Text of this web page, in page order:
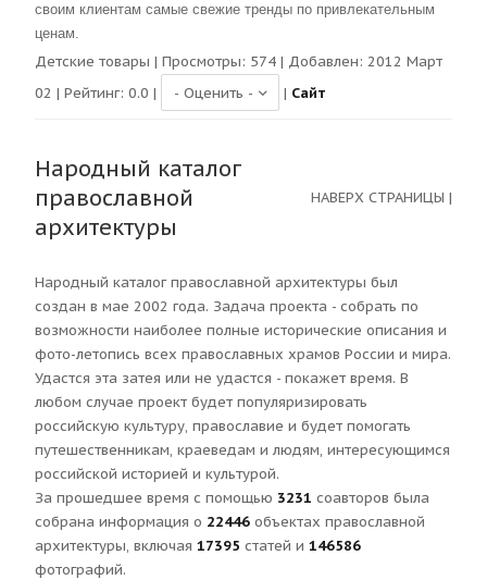
своим клиентам самые свежие тренды по привлекательным
ценам.
Детские товары | Просмотры: 574 | Добавлен: 2012 Март
02 | Рейтинг: 0.0 | | Сайт
Народный каталог
православной
архитектуры
НАВЕРХ СТРАНИЦЫ |
Народный каталог православной архитектуры был
создан в мае 2002 года. Задача проекта - собрать по
возможности наиболее полные исторические описания и
фото-летопись всех православных храмов России и мира.
Удастся эта затея или не удастся - покажет время. В
любом случае проект будет популяризировать
российскую культуру, православие и будет помогать
путешественникам, краеведам и людям, интересующимся
российской историей и культурой.
За прошедшее время с помощью 3231 соавторов была
собрана информация о 22446 объектах православной
архитектуры, включая 17395 статей и 146586
фотографий.